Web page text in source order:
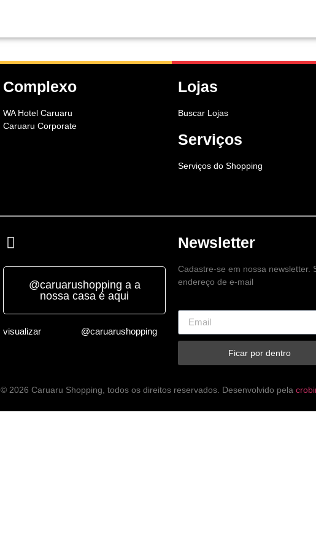
Complexo
WA Hotel Caruaru
Caruaru Corporate
Lojas
Buscar Lojas
Serviços
Serviços do Shopping
@caruarushopping a a
nossa casa é aqui
visualizar @caruarushopping
Newsletter
Cadastre-se em nossa newsletter.
endereço de e-mail
Ficar por dentro
© 2026 Caruaru Shopping, todos os direitos reservados. Desenvolvido pela